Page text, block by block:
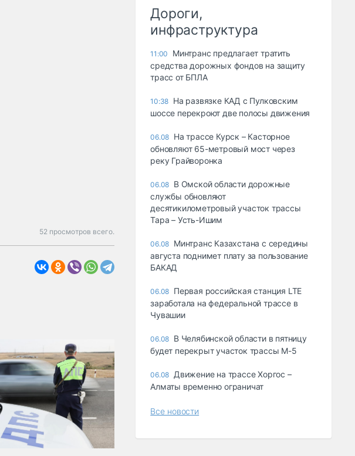
52 просмотров всего.
Дороги,
инфраструктура
11:00
Минтранс предлагает тратить
средства дорожных фондов на защиту
трасс от БПЛА
10:38 На развязке КАД с Пулковским
шоссе перекроют две полосы движения
06.08 На трассе Курск – Касторное
обновляют 65-метровый мост через
реку Грайворонка
06.08 В Омской области дорожные
службы обновляют
десятикилометровый участок трассы
Тара – Усть-Ишим
06.08 Минтранс Казахстана с середины
августа поднимет плату за пользование
БАКАД
06.08 Первая российская станция LTE
заработала на федеральной трассе в
Чувашии
06.08 В Челябинской области в пятницу
будет перекрыт участок трассы М-5
06.08 Движение на трассе Хоргос –
Алматы временно ограничат
Все новости